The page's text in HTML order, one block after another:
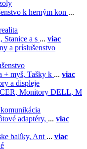
k herným kon ...
Stanice a s ... viac
a príslušenstvo
+ myš, Tašky k ... viac
a displeje
Monitory DELL, M
adaptéry, ... viac
balíky, Ant ... viac